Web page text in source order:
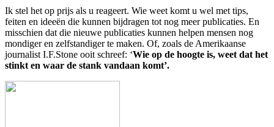
Ik stel het op prijs als u reageert. Wie weet komt u wel met tips,
feiten en ideeën die kunnen bijdragen tot nog meer publicaties. En
misschien dat die nieuwe publicaties kunnen helpen mensen nog
mondiger en zelfstandiger te maken. Of, zoals de Amerikaanse
journalist I.F.Stone ooit schreef: ‘Wie op de hoogte is, weet dat het
stinkt en waar de stank vandaan komt’.